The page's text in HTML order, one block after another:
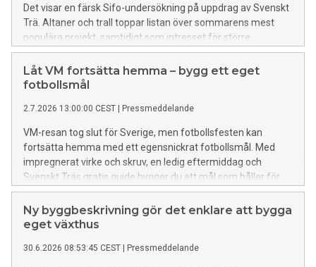
Det visar en färsk Sifo-undersökning på uppdrag av Svenskt
Trä. Altaner och trall toppar listan över sommarens mest
populära projekt, samtidigt som intresset för större
byggprojekt ökar.
Låt VM fortsätta hemma – bygg ett eget
fotbollsmål
2.7.2026 13:00:00 CEST Pressmeddelande
VM-resan tog slut för Sverige, men fotbollsfesten kan
fortsätta hemma med ett egensnickrat fotbollsmål. Med
impregnerat virke och skruv, en ledig eftermiddag och
Svenskt Träs gratis guide bygger du ett mål som håller för
sommarens alla matcher.
Ny byggbeskrivning gör det enklare att bygga
eget växthus
30.6.2026 08:53:45 CEST Pressmeddelande